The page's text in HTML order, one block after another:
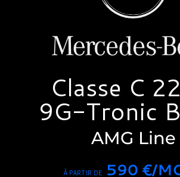
Classe C
9G-Tronic
AMG Line
À PARTIR DE 590 €/